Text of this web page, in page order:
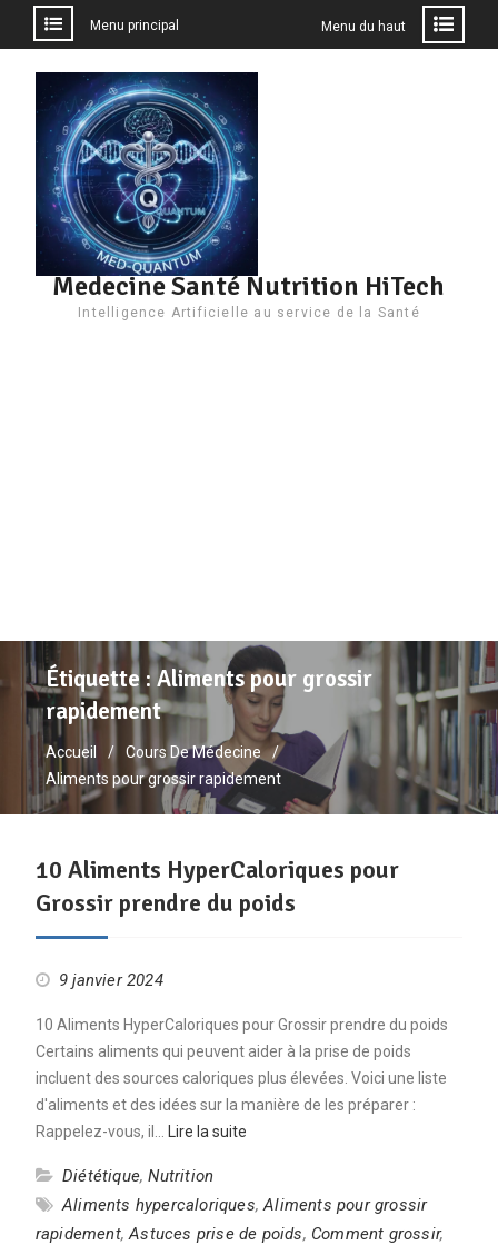
contenu
Menu principal Menu du haut
Medecine Santé Nutrition HiTech
Intelligence Artificielle au service de la Santé
Étiquette :Aliments pour grossir
rapidement
Accueil
Cours De Médecine
Aliments pour grossir rapidement
10 Aliments HyperCaloriques pour
Grossir prendre du poids
9 janvier 2024
10 Aliments HyperCaloriques pour Grossir prendre du poids
Certains aliments qui peuvent aider à la prise de poids
incluent des sources caloriques plus élevées. Voici une liste
d'aliments et des idées sur la manière de les préparer :
Rappelez-vous, il…
Lire la suite
Diététique,Nutrition
Aliments hypercaloriques,Aliments pour grossir
rapidement,Astuces prise de poids, Comment grossir,